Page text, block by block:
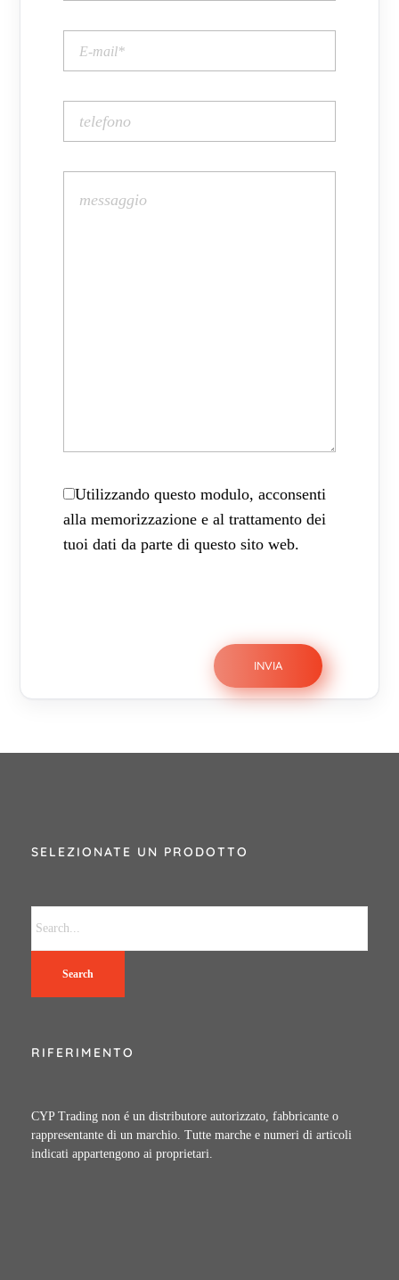
Utilizzando questo modulo, acconsenti
alla memorizzazione e al trattamento dei
tuoi dati da parte di questo sito web.
SELEZIONATE UN PRODOTTO
Search
RIFERIMENTO
CYP Trading non é un distributore autorizzato, fabbricante o
rappresentante di un marchio. Tutte marche e numeri di articoli
indicati appartengono ai proprietari.